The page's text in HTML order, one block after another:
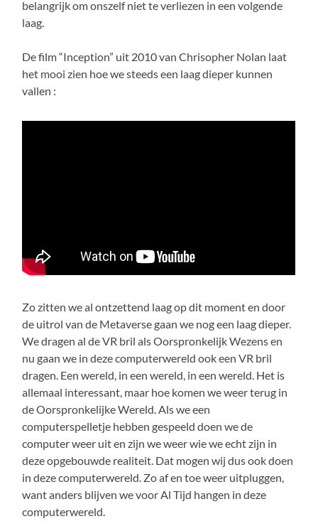
belangrijk om onszelf niet te verliezen in een volgende
laag.
De film “Inception” uit 2010 van Chrisopher Nolan laat
het mooi zien hoe we steeds een laag dieper kunnen
vallen :
Zo zitten we al ontzettend laag op dit moment en door
de uitrol van de Metaverse gaan we nog een laag dieper.
We dragen al de VR bril als Oorspronkelijk Wezens en
nu gaan we in deze computerwereld ook een VR bril
dragen. Een wereld, in een wereld, in een wereld. Het is
allemaal interessant, maar hoe komen we weer terug in
de Oorspronkelijke Wereld. Als we een
computerspelletje hebben gespeeld doen we de
computer weer uit en zijn we weer wie we echt zijn in
deze opgebouwde realiteit. Dat mogen wij dus ook doen
in deze computerwereld. Zo af en toe weer uitpluggen,
want anders blijven we voor Al Tijd hangen in deze
computerwereld.